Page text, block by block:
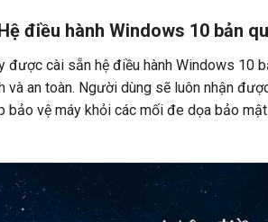
điều hành Windows 10 bản
được cài sẵn hệ điều hành Windows 10
và an toàn. Người dùng sẽ luôn nhận
bảo vệ máy khỏi các mối đe dọa bảo mật